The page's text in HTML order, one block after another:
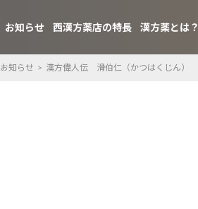
お知らせ 西漢方薬店の特長 漢方薬とは？
お知らせ > 漢方偉人伝 滑伯仁（かつはくじん）